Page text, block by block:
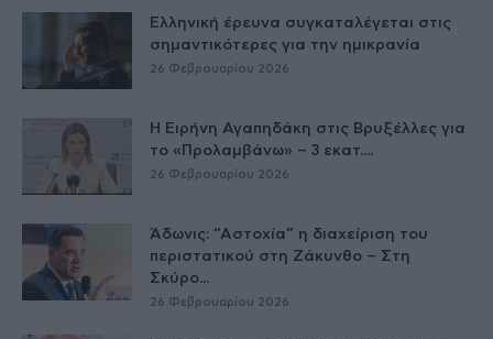
Ελληνική έρευνα συγκαταλέγεται στις
σημαντικότερες για την ημικρανία
26 Φεβρουαρίου 2026
Η Ειρήνη Αγαπηδάκη στις Βρυξέλλες για
το «Προλαμβάνω» – 3 εκατ....
26 Φεβρουαρίου 2026
Άδωνις: “Αστοχία” η διαχείριση του
περιστατικού στη Ζάκυνθο – Στη
Σκύρο...
26 Φεβρουαρίου 2026